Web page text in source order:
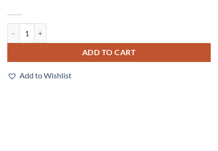
ADD TO CART
Add to Wishlist